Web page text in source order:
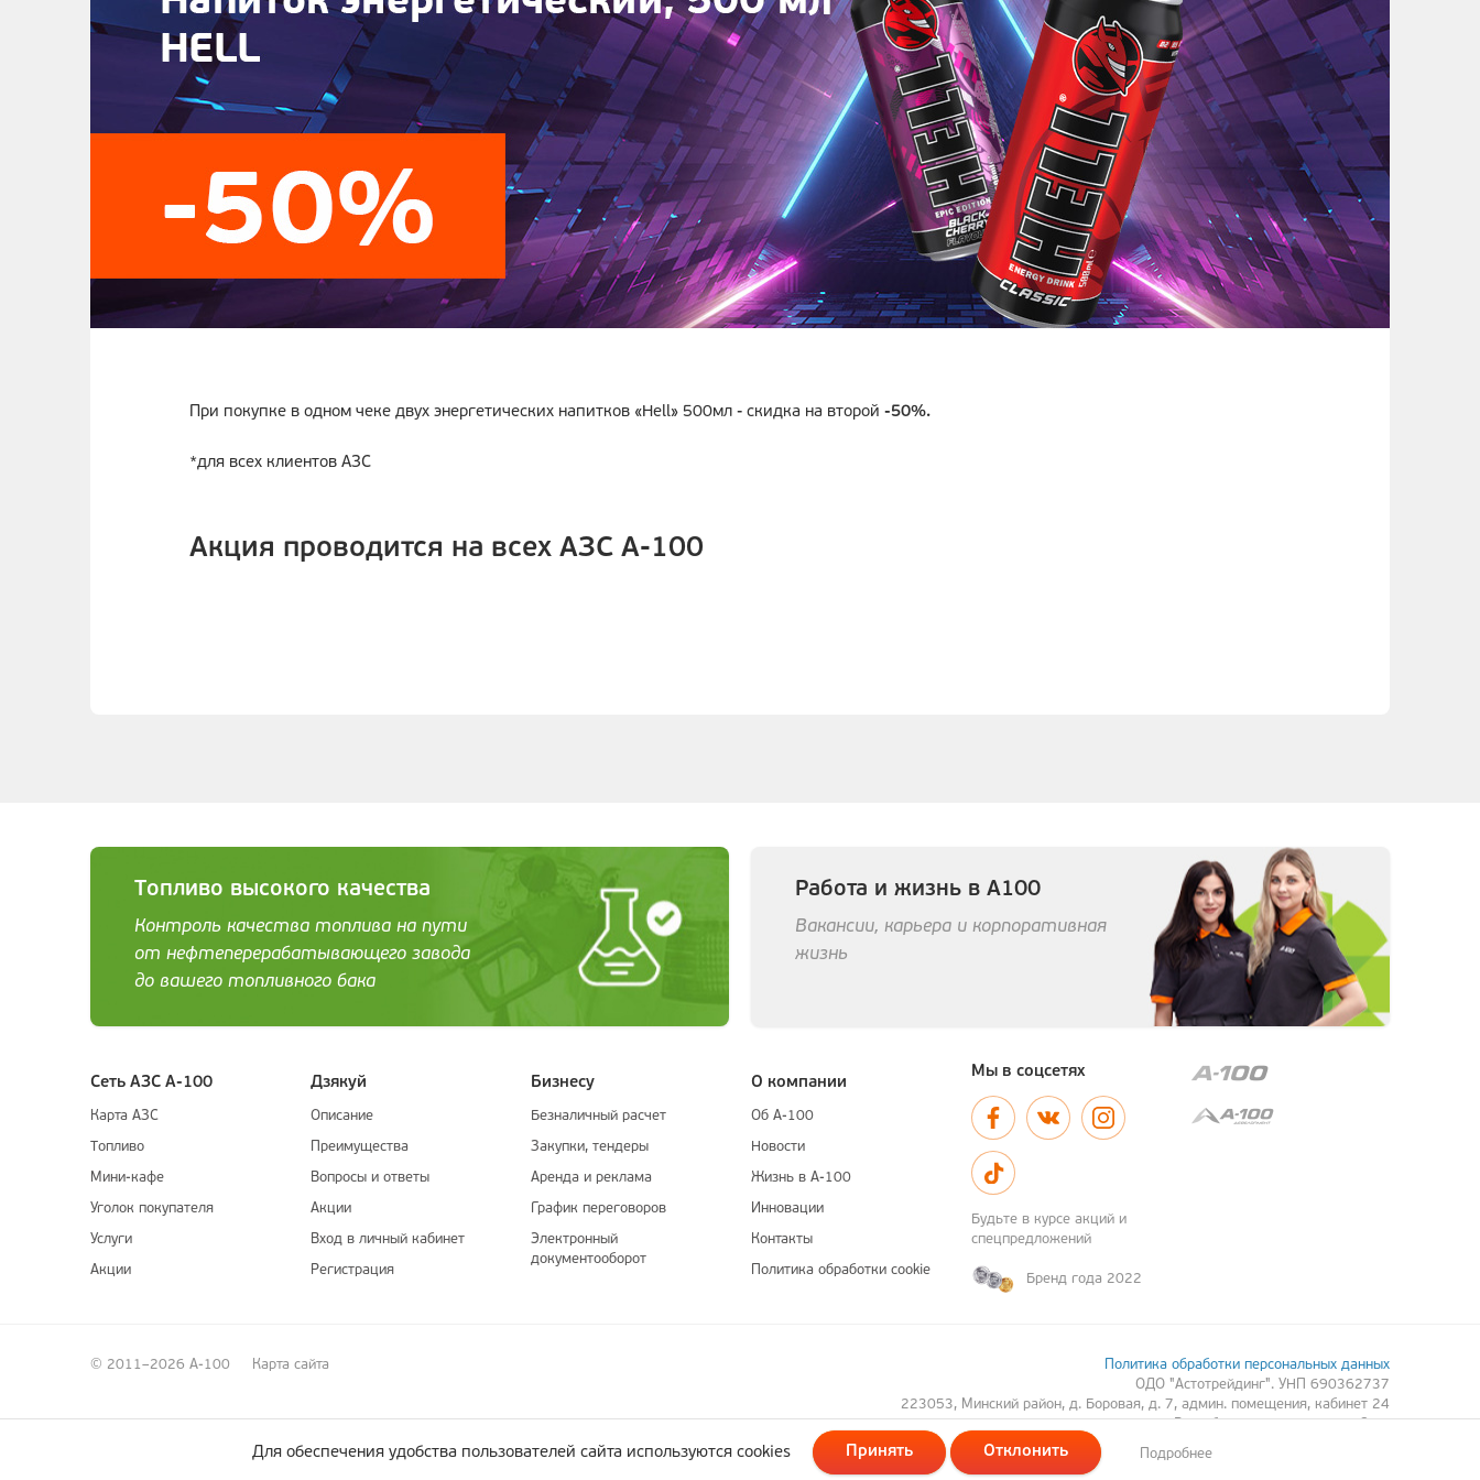
При покупке в одном чеке двух энергетических напитков «Hell» 500мл - скидка на второй -50%.
*для всех клиентов АЗС
Акция проводится на всех АЗС А-100
Топливо высокого качества
Контроль качества топлива на пути
от нефтеперерабатывающего завода
до вашего топливного бака
Работа и жизнь в А100
Вакансии, карьера и корпоративная
жизнь
Для обеспечения удобства пользователей сайта используются cookies Принять Отклонить Подробнее
Сеть АЗС А-100
Карта АЗС
Топливо
Мини-кафе
Уголок покупателя
Услуги
Акции
Дзякуй
Описание
Преимущества
Вопросы и ответы
Акции
Вход в личный кабинет
Регистрация
Бизнесу
Безналичный расчет
Закупки, тендеры
Аренда и реклама
График переговоров
Электронный
документооборот
О компании
Об А-100
Новости
Жизнь в А-100
Инновации
Контакты
Политика обработки cookie
Мы в соцсетях
Будьте в курсе акций и
спецпредложений
Бренд года 2022
© 2011–2026 А-100 Карта сайта
Политика обработки персональных данных
ОДО "Астотрейдинг". УНП 690362737
223053, Минский район, д. Боровая, д. 7, админ. помещения, кабинет 24
Разработка сайта— Новый Сайт
Техническая поддержка и доработка